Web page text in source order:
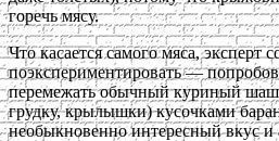
горечь мясу.
Что касается самого мяса, эксперт
поэкспериментировать —
перемежать обычный куриный
грудку, крылышки) кусочками
необыкновенно интересный вкус и